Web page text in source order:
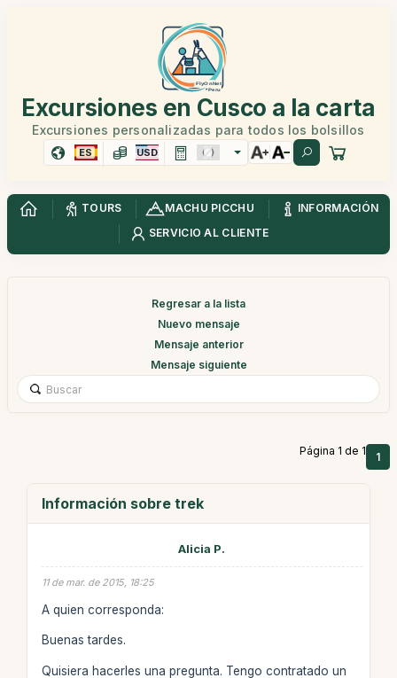
Excursiones en Cusco a la carta
Excursiones personalizadas para todos los bolsillos
ES USD
TOURS MACHU PICCHU
INFORMACIÓN
SERVICIO AL CLIENTE
Regresar a la lista
Nuevo mensaje
Mensaje anterior
Mensaje siguiente
Página 1 de 1 1
Información sobre trek
Alicia P.
11 de mar. de 2015, 18:25
A quien corresponda:
Buenas tardes.
Quisiera hacerles una pregunta. Tengo contratado un